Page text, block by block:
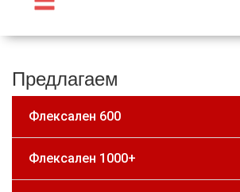
Предлагаем
Флексален 600
Флексален 1000+